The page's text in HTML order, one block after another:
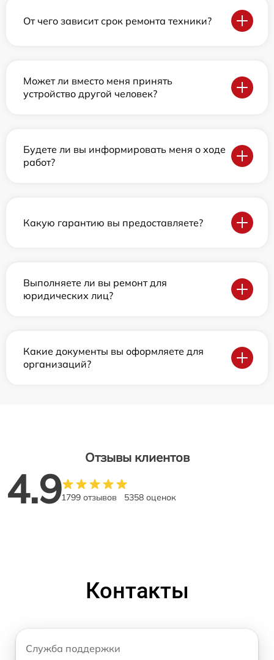
От чего зависит срок ремонта техники?
Может ли вместо меня принять
устройство другой человек?
Будете ли вы информировать меня о ходе
работ?
Какую гарантию вы предоставляете?
Выполняете ли вы ремонт для
юридических лиц?
Какие документы вы оформляете для
организаций?
Отзывы клиентов
4.91799 отзывов 5358 оценок
Контакты
Служба поддержки